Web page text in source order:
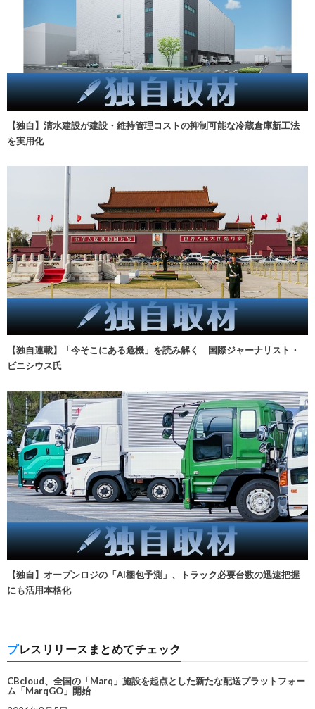
【独自】清水建設が建設・維持管理コストの抑制可能な冷蔵倉庫新工法
を実用化
【独自連載】「今そこにある危機」を読み解く 国際ジャーナリスト・
ビニシウス氏
【独自】オープンロジの「AI梱包予測」、トラック必要台数の迅速把握
にも活用本格化
プレスリリースまとめてチェック
CBcloud、全国の「Marq」施設を起点とした新たな配送プラットフォー
ム「MarqGO」開始